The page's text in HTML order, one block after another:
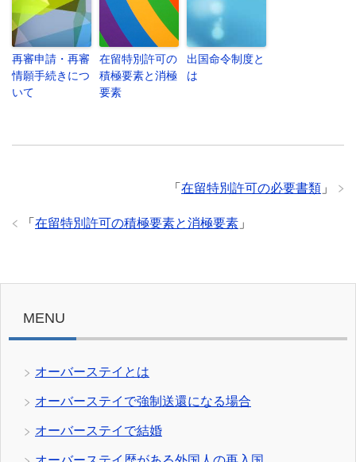
再審申請・再審
情願手続きにつ
いて
在留特別許可の
積極要素と消極
要素
出国命令制度と
は
「 在留特別許可の必要書類 」
「 在留特別許可の積極要素と消極要素 」
MENU
オーバーステイとは
オーバーステイで強制送還になる場合
オーバーステイで結婚